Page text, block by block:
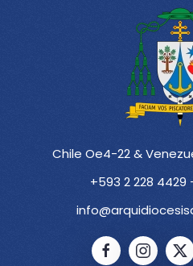
Chile Oe4-22 &
+593 2 228 4429